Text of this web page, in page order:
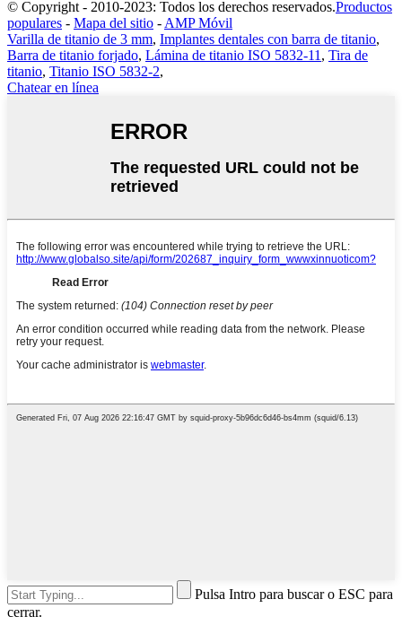
© Copyright - 2010-2023: Todos los derechos reservados.Productos
populares - Mapa del sitio - AMP Móvil
Varilla de titanio de 3 mm, Implantes dentales con barra de titanio,
Barra de titanio forjado, Lámina de titanio ISO 5832-11 , Tira de
titanio, Titanio ISO 5832-2,
Chatear en línea
Pulsa Intro para buscar o ESC para
cerrar.